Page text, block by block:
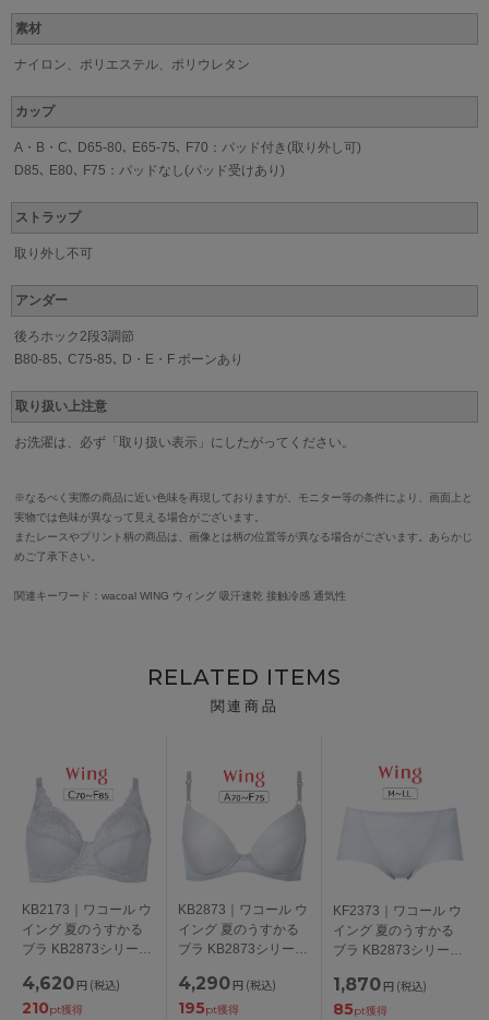
素材
ナイロン、ポリエステル、ポリウレタン
カップ
A・B・C､ D65-80､ E65-75､ F70：パッド付き(取り外し可)
D85､ E80､ F75：パッドなし(パッド受けあり)
ストラップ
取り外し不可
アンダー
後ろホック2段3調節
B80-85､ C75-85､ D・E・F ボーンあり
取り扱い上注意
お洗濯は、必ず「取り扱い表示」にしたがってください。
※なるべく実際の商品に近い色味を再現しておりますが、モニター等の条件により、画面上と
実物では色味が異なって見える場合がございます。
またレースやプリント柄の商品は、画像とは柄の位置等が異なる場合がございます。あらかじ
めご了承下さい。
関連キーワード：wacoal WING ウィング 吸汗速乾 接触冷感 通気性
RELATED ITEMS
関連商品
KB2173｜ワコール ウ
イング 夏のうすかる
ブラ KB2873シリーズ
ジャー単品 CDEFカッ
プ アンダー
4,620 円 (税込)
210pt獲得
KB2873｜ワコール ウ
イング 夏のうすかる
ブラ KB2873シリーズ
ABCDEFカップ アン
ダー
4,290 円 (税込)
195pt獲得
KF2373｜ワコール ウ
イング 夏のうすかる
ブラ KB2873シリーズ
1,870 円 (税込)
85pt獲得